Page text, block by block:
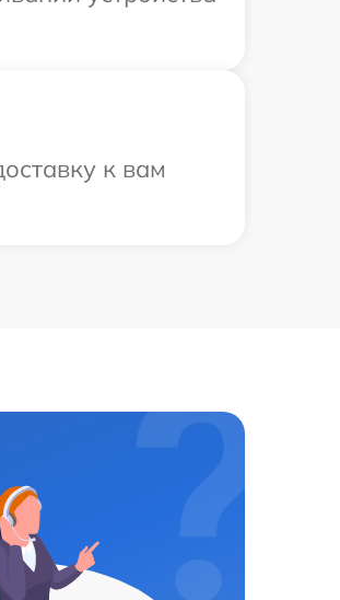
к вам